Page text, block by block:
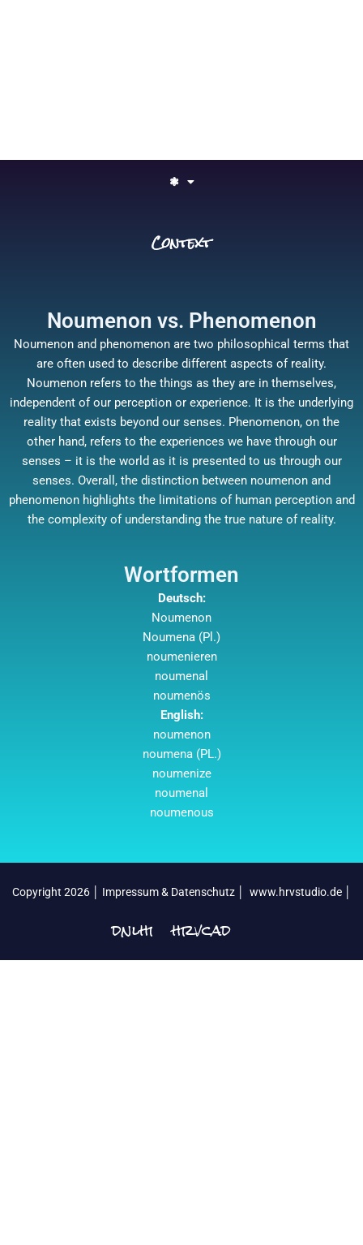
❃
Context
Noumenon vs. Phenomenon
Noumenon and phenomenon are two philosophical terms that
are often used to describe different aspects of reality.
Noumenon refers to the things as they are in themselves,
independent of our perception or experience. It is the underlying
reality that exists beyond our senses. Phenomenon, on the
other hand, refers to the experiences we have through our
senses – it is the world as it is presented to us through our
senses. Overall, the distinction between noumenon and
phenomenon highlights the limitations of human perception and
the complexity of understanding the true nature of reality.
Wortformen
Deutsch:
Noumenon
Noumena (Pl.)
noumenieren
noumenal
noumenös
English:
noumenon
noumena (PL.)
noumenize
noumenal
noumenous
Copyright 2026 │ Impressum & Datenschutz│ www.hrvstudio.de│
dnlhrv │hrvcad